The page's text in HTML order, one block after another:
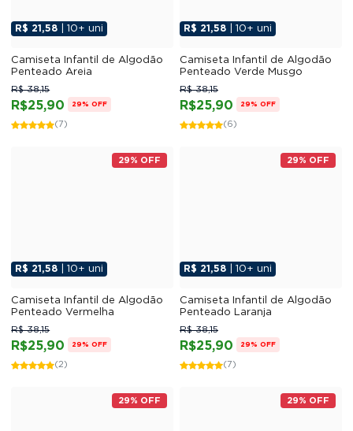
R$ 21,58 | 10+ uni
Camiseta Infantil de Algodão
Penteado Areia
R$25,90
R$ 38,15
29% OFF
(7)
R$ 21,58 | 10+ uni
Camiseta Infantil de Algodão
Penteado Verde Musgo
R$25,90
R$ 38,15
29% OFF
(6)
29% OFF
R$ 21,58 | 10+ uni
Camiseta Infantil de Algodão
Penteado Vermelha
R$25,90
R$ 38,15
29% OFF
(2)
29% OFF
R$ 21,58 | 10+ uni
Camiseta Infantil de Algodão
Penteado Laranja
R$25,90
R$ 38,15
29% OFF
(7)
29% OFF 29% OFF